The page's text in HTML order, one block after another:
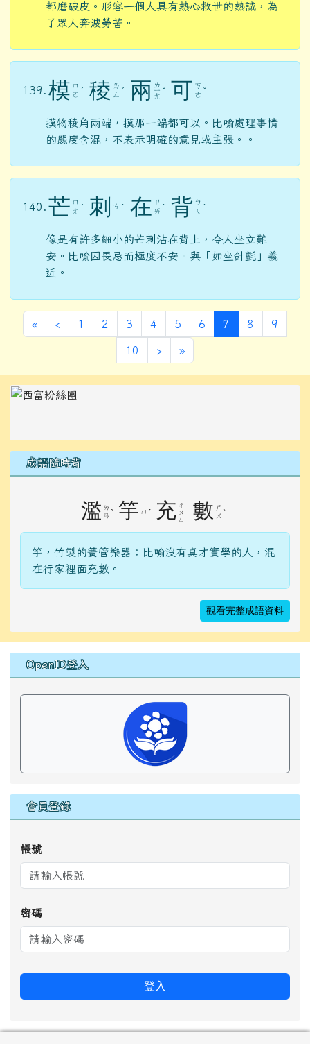
都磨破皮。形容一個人具有熱心救世的熱誠，為
了眾人奔波勞苦。
139. 模 ㄇ
ㄛ ˊ 稜 ㄌ
ㄥ
ˊ 兩 ㄌ
ㄧ
ㄤ
ˇ 可 ㄎ
ㄜ ˇ
摸物稜角兩端，摸那一端都可以。比喻處理事情
的態度含混，不表示明確的意見或主張。。
140. 芒 ㄇ
ㄤ ˊ 刺 ㄘ ˋ 在 ㄗ
ㄞ ˋ 背 ㄅ
ㄟ ˋ
像是有許多細小的芒刺沾在背上，令人坐立難
安。比喻因畏忌而極度不安。與「如坐針氈」義
近。
«第一頁
‹ 上一頁
1 2 3 4 5 6 7 (目前頁次)
8 9
10 ›下一頁
»最後頁
左邊區域內容
成語隨時背
濫 ㄌ
ㄢ ˋ 竽 ㄩ ˊ 充 ㄔ
ㄨ
ㄥ
數 ㄕ
ㄨ ˋ
竽，竹製的簧管樂器；比喻沒有真才實學的人，混
在行家裡面充數。
觀看完整成語資料
右邊區域內容
OpenID登入
會員登錄
帳號
密碼
登入